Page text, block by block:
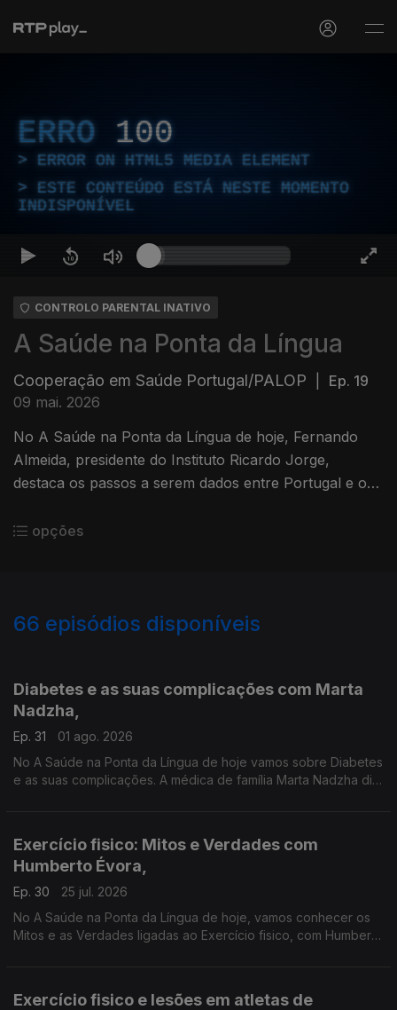
ERRO 100
ERROR ON HTML5 MEDIA ELEMENT
ESTE CONTEÚDO ESTÁ NESTE MOMENTO
INDISPONÍVEL
CONTROLO PARENTAL INATIVO
A Saúde na Ponta da Língua
Cooperação em Saúde Portugal/PALOP
Ep. 19
09 mai. 2026
No A Saúde na Ponta da Língua de hoje, Fernando
Almeida, presidente do Instituto Ricardo Jorge,
destaca os passos a serem dados entre Portugal e os
emergência em saúde pública.
opções
66 episódios disponíveis
Diabetes e as suas complicações com Marta
Nadzha,
Ep. 31
01 ago. 2026
No A Saúde na Ponta da Língua de hoje vamos sobre Diabetes
e as suas complicações. A médica de família Marta Nadzha diz
Exercício fisico: Mitos e Verdades com
Humberto Évora,
Ep. 30
25 jul. 2026
No A Saúde na Ponta da Língua de hoje, vamos conhecer os
Mitos e as Verdades ligadas ao Exercício fisico, com Humberto
Exercício fisico e lesões em atletas de